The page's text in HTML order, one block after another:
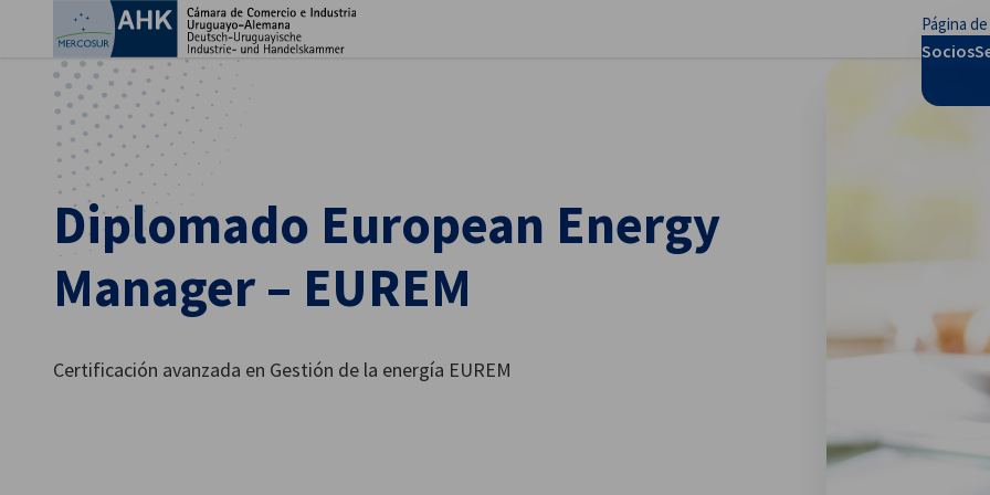
Página
Socios
Spanish
Diplomado European Energy
Manager – EUREM
Certificación avanzada en Gestión de la energía EUREM